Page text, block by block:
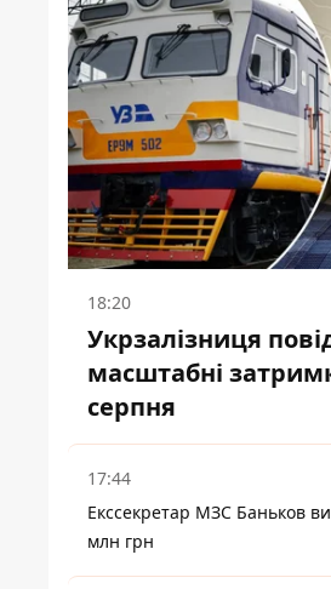
18:20
Укрзалізниця
масштабні
серпня
17:44
Екссекретар МЗС Баньков
млн грн